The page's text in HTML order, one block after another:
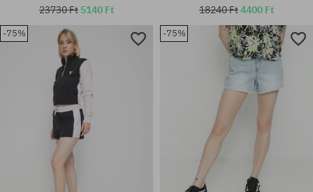
Elérhető méretek:
25; 26; 27; 28; 29
Elérhető méretek:
23730 Ft 5140 Ft 18240 Ft4400 Ft
-75% -75%